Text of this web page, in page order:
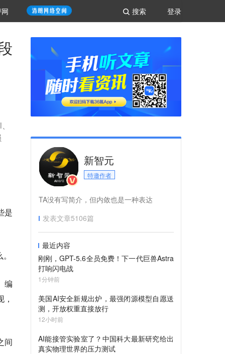
登录
搜索
是
编
间
新智元
特邀作者
TA没有写简介，但内敛也是一种表达
发表文章5106篇
最近内容
刚刚，GPT-5.6全员免费！下一代巨兽Astra
打响闪电战
1分钟前
美国AI安全新规出炉，最强闭源模型自愿送
测，开放权重直接放行
12小时前
AI能接管实验室了？中国科大最新研究给出
真实物理世界的压力测试